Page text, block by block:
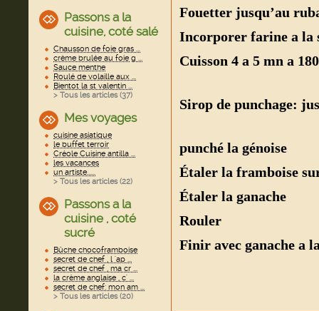
Passons a la
cuisine, coté salé
Chausson de foie gras ...
crème brulée au foie g ...
Sauce menthe
Roulé de volaille aux ...
Bientot la st valentin ...
> Tous les articles (37)
Mes voyages
cuisine asiatique
le buffet terroir
Créole Cuisine antilla ...
les vacances
un artiste......
> Tous les articles (22)
Passons a la
cuisine , coté
sucré
Bûche chocoframboise
secret de chef , l 'ap ...
secret de chef , ma cr ...
la crème anglaise , c' ...
secret de chef: mon am ...
> Tous les articles (20)
Fouetter jusqu’au
Incorporer farine a la
Cuisson 4 a 5 mn a 180
Sirop de punchage:
punché la génoise
Étaler la framboise
Étaler la ganache
Rouler
Finir avec ganache a